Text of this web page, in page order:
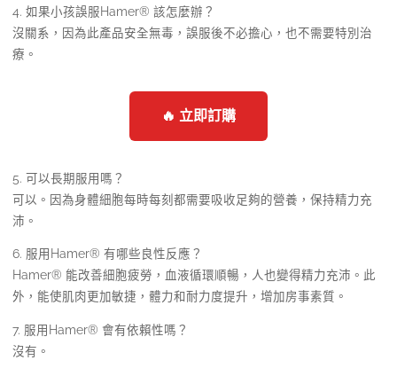
4. 如果小孩誤服Hamer® 該怎麼辦？
沒關系，因為此產品安全無毒，誤服後不必擔心，也不需要特別治
療。
🔥 立即訂購
5. 可以長期服用嗎？
可以。因為身體細胞每時每刻都需要吸收足夠的營養，保持精力充
沛。
6. 服用Hamer® 有哪些良性反應？
Hamer® 能改善細胞疲勞，血液循環順暢，人也變得精力充沛。此
外，能使肌肉更加敏捷，體力和耐力度提升，增加房事素質。
7. 服用Hamer® 會有依賴性嗎？
沒有。